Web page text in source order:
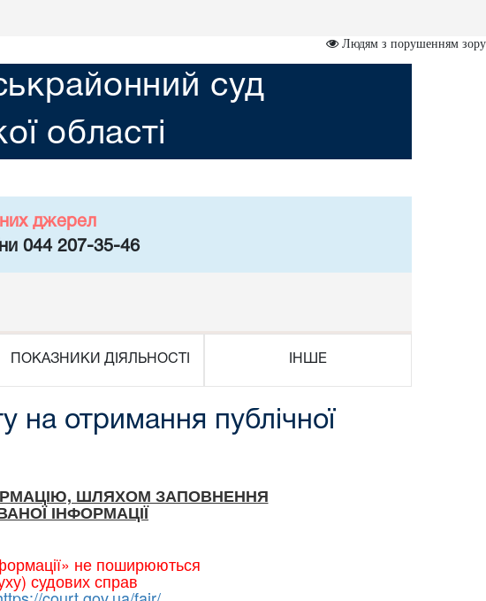
Людям з порушенням зору
суд
області
джерел
044 207-35-46
ПОКАЗНИКИ ДІЯЛЬНОСТІ ІНШЕ
на отримання публічної